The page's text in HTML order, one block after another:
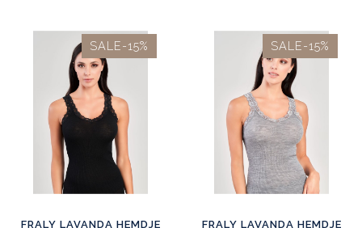
SALE-15%
FRALY LAVANDA HEMDJE
SALE-15%
FRALY LAVANDA HEMDJE